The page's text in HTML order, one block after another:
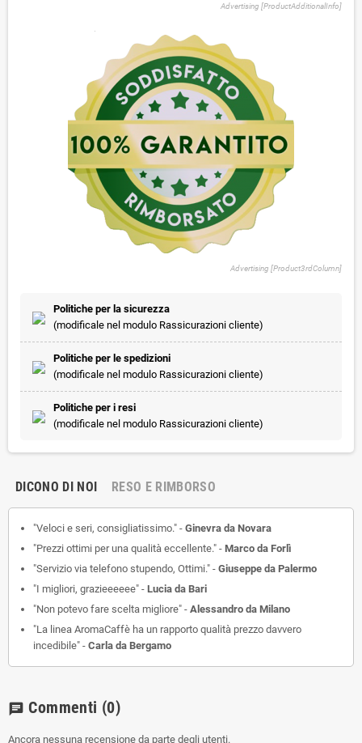
Advertising [ProductAdditionalInfo]
Advertising [Product3rdColumn]
Politiche per la sicurezza
(modificale nel modulo Rassicurazioni cliente)
Politiche per le spedizioni
(modificale nel modulo Rassicurazioni cliente)
Politiche per i resi
(modificale nel modulo Rassicurazioni cliente)
DICONO DI NOI RESO E RIMBORSO
"Veloci e seri, consigliatissimo." - Ginevra da Novara
"Prezzi ottimi per una qualità eccellente." - Marco da Forlì
"Servizio via telefono stupendo, Ottimi." - Giuseppe da Palermo
"I migliori, grazieeeeee" - Lucia da Bari
"Non potevo fare scelta migliore" - Alessandro da Milano
"La linea AromaCaffè ha un rapporto qualità prezzo davvero
incedibile" - Carla da Bergamo
chat Commenti (0)
Ancora nessuna recensione da parte degli utenti.